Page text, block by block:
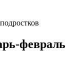
февраль